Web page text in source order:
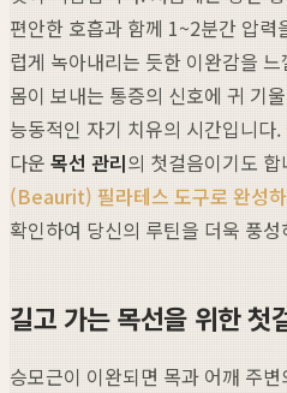
편안한 호흡과 함께 1~2분간 압력
럽게 녹아내리는 듯한 이완감을
몸이 보내는 통증의 신호에 귀 기
능동적인 자기 치유의 시간입니다
다운 목선 관리의 첫걸음이기도
(Beaurit) 필라테스 도구로 완성
확인하여 당신의 루틴을 더욱 풍
길고 가는 목선을 위한 첫
승모근이 이완되면 목과 어깨 주